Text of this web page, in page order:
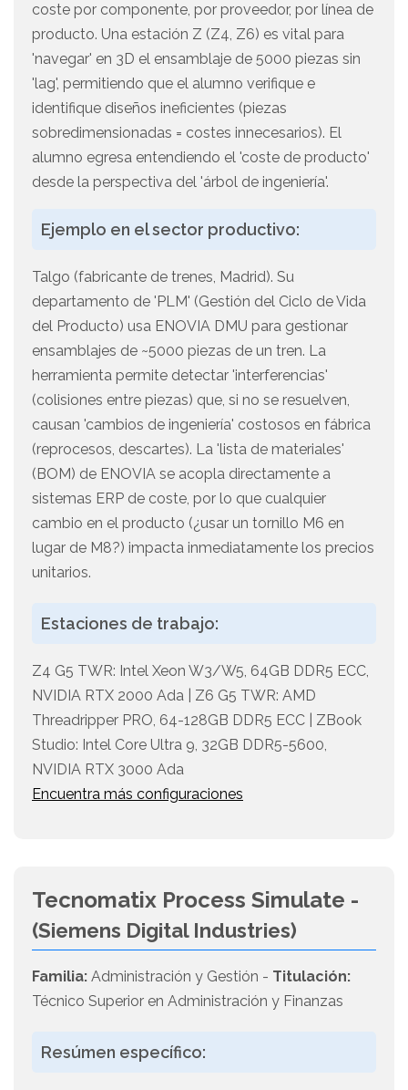
coste por componente, por proveedor, por línea de
producto. Una estación Z (Z4, Z6) es vital para
'navegar' en 3D el ensamblaje de 5000 piezas sin
'lag', permitiendo que el alumno verifique e
identifique diseños ineficientes (piezas
sobredimensionadas = costes innecesarios). El
alumno egresa entendiendo el 'coste de producto'
desde la perspectiva del 'árbol de ingeniería'.
Ejemplo en el sector productivo:
Talgo (fabricante de trenes, Madrid). Su
departamento de 'PLM' (Gestión del Ciclo de Vida
del Producto) usa ENOVIA DMU para gestionar
ensamblajes de ~5000 piezas de un tren. La
herramienta permite detectar 'interferencias'
(colisiones entre piezas) que, si no se resuelven,
causan 'cambios de ingeniería' costosos en fábrica
(reprocesos, descartes). La 'lista de materiales'
(BOM) de ENOVIA se acopla directamente a
sistemas ERP de coste, por lo que cualquier
cambio en el producto (¿usar un tornillo M6 en
lugar de M8?) impacta inmediatamente los precios
unitarios.
Estaciones de trabajo:
Z4 G5 TWR: Intel Xeon W3/W5, 64GB DDR5 ECC,
NVIDIA RTX 2000 Ada | Z6 G5 TWR: AMD
Threadripper PRO, 64-128GB DDR5 ECC | ZBook
Studio: Intel Core Ultra 9, 32GB DDR5-5600,
NVIDIA RTX 3000 Ada
Encuentra más configuraciones
Tecnomatix Process Simulate -
(Siemens Digital Industries)
Familia: Administración y Gestión - Titulación:
Técnico Superior en Administración y Finanzas
Resúmen específico: